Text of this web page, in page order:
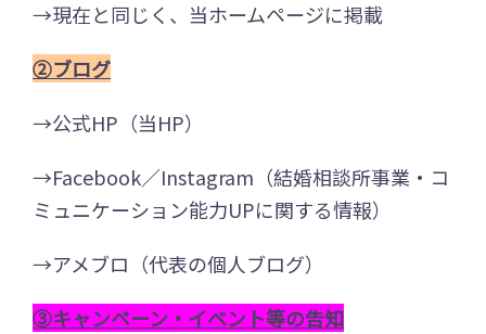
→現在と同じく、当ホームページに掲載
②ブログ
→公式HP（当HP）
→Facebook／Instagram（結婚相談所事業・コ
ミュニケーション能力UPに関する情報）
→アメブロ（代表の個人ブログ）
③キャンペーン・イベント等の告知